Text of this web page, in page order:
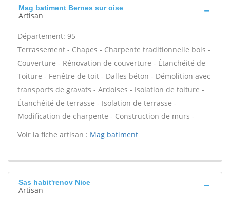
Mag batiment Bernes sur oise
Artisan
Département: 95
Terrassement - Chapes - Charpente traditionnelle bois -
Couverture - Rénovation de couverture - Étanchéité de
Toiture - Fenêtre de toit - Dalles béton - Démolition avec
transports de gravats - Ardoises - Isolation de toiture -
Étanchéité de terrasse - Isolation de terrasse -
Modification de charpente - Construction de murs -
Voir la fiche artisan : Mag batiment
Sas habit'renov Nice
Artisan